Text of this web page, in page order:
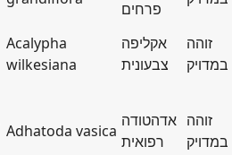
פרחים
Acalypha
wilkesiana
אקליפה
צבעונית
זוהה
במדויק
Adhatoda vasica
אדהטודה
רפואית
זוהה
במדויק